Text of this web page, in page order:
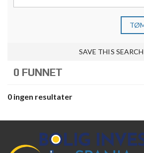
SAVE THIS SEARCH
0 FUNNET
0 ingen resultater